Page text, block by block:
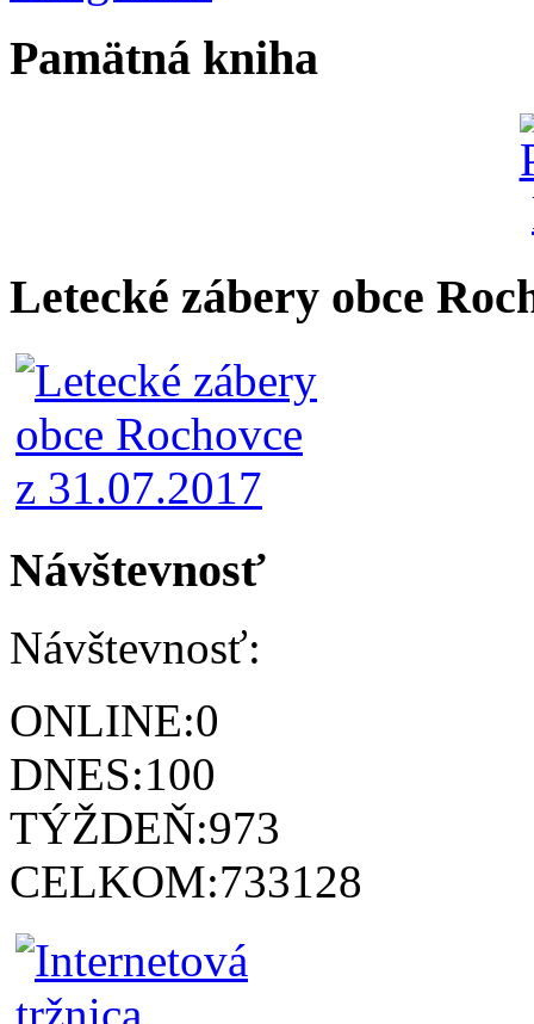
Pamätná kniha
Letecké zábery obce
Návštevnosť
Návštevnosť:
ONLINE:0
DNES:100
TÝŽDEŇ:973
CELKOM:733128